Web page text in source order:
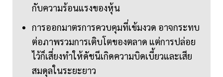
กับความร้อนแรงของหุ้น
การออกมาตรการควบคุมที่เข้มงวด อาจกระทบ
ต่อภาพรวมการเติบโตของตลาด แต่การปล่อย
ไว้ก็เสี่ยงทำให้ดัชนีเกิดความบิดเบี้ยวและเสีย
สมดุลในระยะยาว